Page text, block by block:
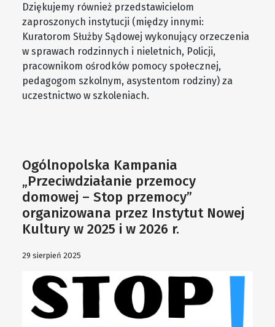
Dziękujemy również przedstawicielom
zaproszonych instytucji (między innymi:
Kuratorom Służby Sądowej wykonujący orzeczenia
w sprawach rodzinnych i nieletnich, Policji,
pracownikom ośrodków pomocy społecznej,
pedagogom szkolnym, asystentom rodziny) za
uczestnictwo w szkoleniach.
Ogólnopolska Kampania
„Przeciwdziałanie przemocy
domowej – Stop przemocy”
organizowana przez Instytut Nowej
Kultury w 2025 i w 2026 r.
29 sierpień 2025